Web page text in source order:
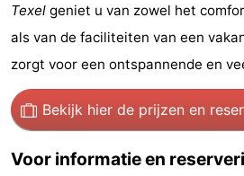
breakfasts)
Hotels
Vakantiehuizen
-
Texel geniet u van zowel het
als van de faciliteiten van een
zorgt voor een ontspannende en
Bekijk hier de prijzen en
Voor informatie en